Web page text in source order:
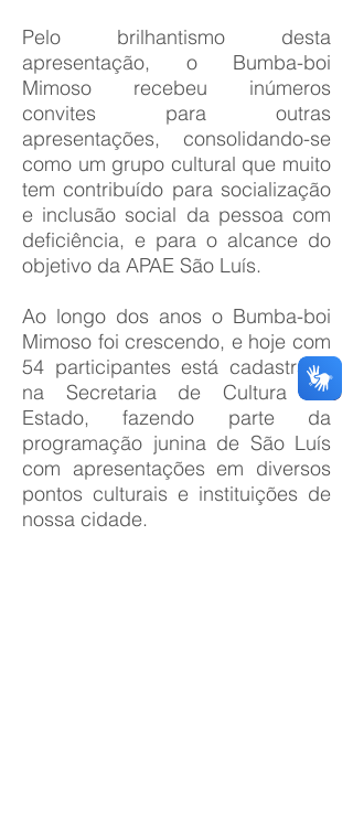
Pelo brilhantismo desta
apresentação, o Bumba-boi
Mimoso recebeu inúmeros
convites para outras
apresentações, consolidando-se
como um grupo cultural que muito
tem contribuído para socialização
e inclusão social da pessoa com
deficiência, e para o alcance do
objetivo da APAE São Luís.
Ao longo dos anos o Bumba-boi
Mimoso foi crescendo, e hoje com
54 participantes está cadastrado
na Secretaria de Cultura do
Estado, fazendo parte da
programação junina de São Luís
com apresentações em diversos
pontos culturais e instituições de
nossa cidade.